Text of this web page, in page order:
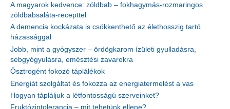
A magyarok kedvence: zöldbab – fokhagymás-rozmaringos
zöldbabsaláta-recepttel
A demencia kockázata is csökkenthető az élethosszig tartó
házassággal
Jobb, mint a gyógyszer – ördögkarom ízületi gyulladásra,
sebgyógyulásra, emésztési zavarokra
Ösztrogént fokozó táplálékok
Energiát szolgáltat és fokozza az energiatermelést a vas
Hogyan tápláljuk a létfontosságú szerveinket?
Fruktózintolerancia – mit tehetünk ellene?